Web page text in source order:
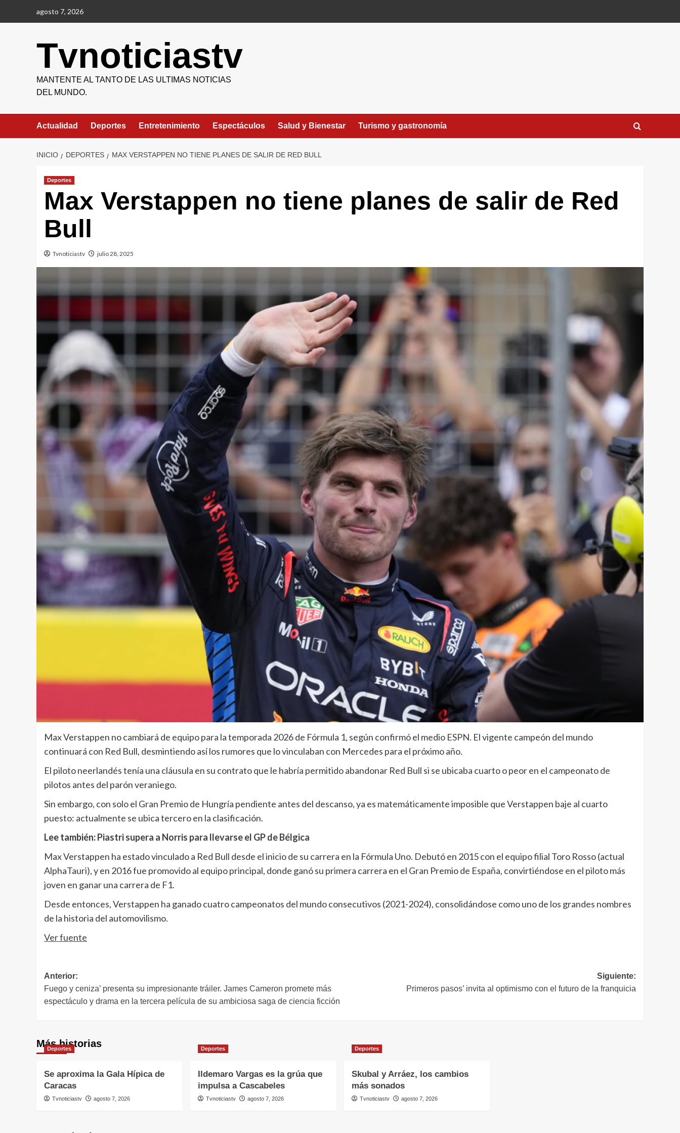
agosto 7, 2026
Tvnoticiastv
MANTENTE AL TANTO DE LAS ULTIMAS NOTICIAS
DEL MUNDO.
Actualidad Deportes Entretenimiento Espectáculos Salud y Bienestar Turismo y gastronomía
INICIO DEPORTES MAX VERSTAPPEN NO TIENE PLANES DE SALIR DE RED BULL
Deportes
Max Verstappen no tiene planes de salir de Red
Bull
Tvnoticiastv julio 28, 2025
Max Verstappen no cambiará de equipo para la temporada 2026 de Fórmula 1, según confirmó el medio ESPN. El vigente campeón del mundo
continuará con Red Bull, desmintiendo así los rumores que lo vinculaban con Mercedes para el próximo año.
El piloto neerlandés tenía una cláusula en su contrato que le habría permitido abandonar Red Bull si se ubicaba cuarto o peor en el campeonato de
pilotos antes del parón veraniego.
Sin embargo, con solo el Gran Premio de Hungría pendiente antes del descanso, ya es matemáticamente imposible que Verstappen baje al cuarto
puesto: actualmente se ubica tercero en la clasificación.
Lee también:Piastri supera a Norris para llevarse el GP de Bélgica
Max Verstappen ha estado vinculado a Red Bull desde el inicio de su carrera en la Fórmula Uno. Debutó en 2015 con el equipo filial Toro Rosso (actual
AlphaTauri), y en 2016 fue promovido al equipo principal, donde ganó su primera carrera en el Gran Premio de España, convirtiéndose en el piloto más
joven en ganar una carrera de F1.
Desde entonces, Verstappen ha ganado cuatro campeonatos del mundo consecutivos (2021-2024), consolidándose como uno de los grandes nombres
de la historia del automovilismo.
Ver fuente
Navegación
de
entradas
Anterior:
Fuego y ceniza’ presenta su impresionante tráiler. James Cameron promete más
espectáculo y drama en la tercera película de su ambiciosa saga de ciencia ficción
Siguiente:
Primeros pasos’ invita al optimismo con el futuro de la franquicia
Más historias
Deportes
Se aproxima la Gala Hípica de
Caracas
Tvnoticiastv agosto 7, 2026
Deportes
Ildemaro Vargas es la grúa que
impulsa a Cascabeles
Tvnoticiastv agosto 7, 2026
Deportes
Skubal y Arráez, los cambios
más sonados
Tvnoticiastv agosto 7, 2026